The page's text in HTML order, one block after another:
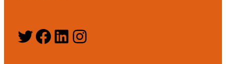
Twitter
Facebook
LinkedIn
Instagram